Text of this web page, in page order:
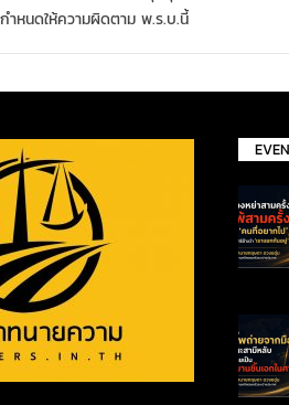
หนดให้ความผิดตาม พ.ร.บ.นี้